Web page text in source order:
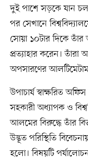
দুই পাশে সড়কে যান
পর সেখানে
সোয়া ১০টার দিকে তাঁর
প্রত্যাহার করেন।
অপসারণের
উপাচার্য স্বাক্ষরিত
সহকারী অধ্যাপক ও
আলমের বিরুদ্ধে তাঁর
উদ্ভূত পরিস্থিতি
হলো। বিষয়টি